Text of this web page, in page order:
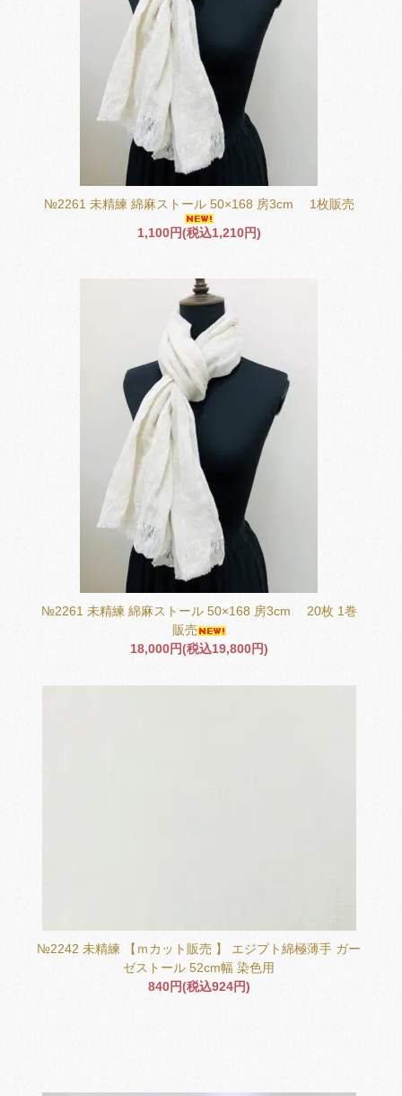
№2261 未精練 綿麻ストール 50×168 房3cm 1枚販売
1,100円(税込1,210円)
№2261 未精練 綿麻ストール 50×168 房3cm 20枚 1巻
販売
18,000円(税込19,800円)
№2242 未精練 【ｍカット販売 】 エジプト綿極薄手 ガー
ゼストール 52cm幅 染色用
840円(税込924円)